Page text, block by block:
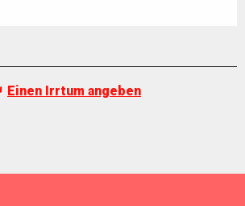
Einen Irrtum angeben